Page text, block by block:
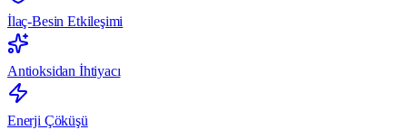
İlaç-Besin Etkileşimi
Antioksidan İhtiyacı
Enerji Çöküşü